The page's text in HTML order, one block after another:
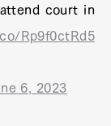
court in
Rp9f0ctRd5
6, 2023